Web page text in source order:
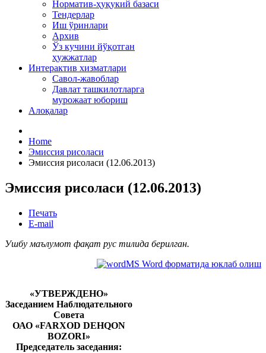
Норматив-ҳуқукий базаси
Тендерлар
Иш ўринлари
Архив
Ўз кучини йўқотган
ҳужжатлар
Интерактив хизматлари
Савол-жавоблар
Давлат ташкилотларга
мурожаат юбориш
Алоқалар
Home
Эмиссия рисоласи
Эмиссия рисоласи (12.06.2013)
Эмиссия рисоласи (12.06.2013)
Печать
E-mail
Ушбу маълумот фақат рус тилида берилган.
MS Word форматида юклаб олиш
«УТВЕРЖДЕНО»
Заседанием Наблюдательного
Совета
ОАО «FARXOD DEHQON
BOZORI»
Председатель заседания: